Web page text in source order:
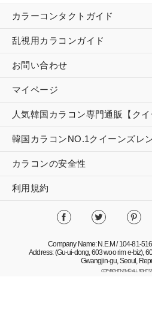
カラーコンタクトガイド
乱視用カラコンガイド
お問い合わせ
マイページ
人気韓国カラコン専門通販【クイ
韓国カラコンNO.1クイーンズレ
カラコンの安全性
利用規約
Company Name: N.E.M / 104-81-
Address: (Gu-ui-dong, 603 woo rim e-biz),
Gwangjin-gu, Seoul,
COPYRIGHT NEM© ALL RIGHTS